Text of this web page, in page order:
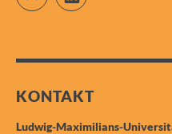
KONTAKT
Ludwig-Maximilians-